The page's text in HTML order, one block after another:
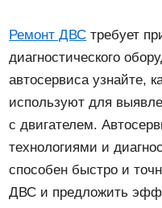
Ремонт ДВС требует
диагностического
автосервиса узнайте,
используют для
с двигателем.
технологиями и
способен быстро и
ДВС и предложить